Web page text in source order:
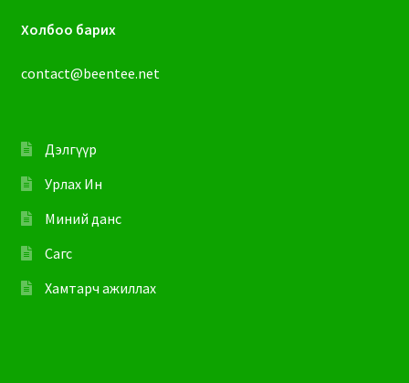
Холбоо барих
contact@beentee.net
Дэлгүүр
Урлах Ин
Миний данс
Сагс
Хамтарч ажиллах